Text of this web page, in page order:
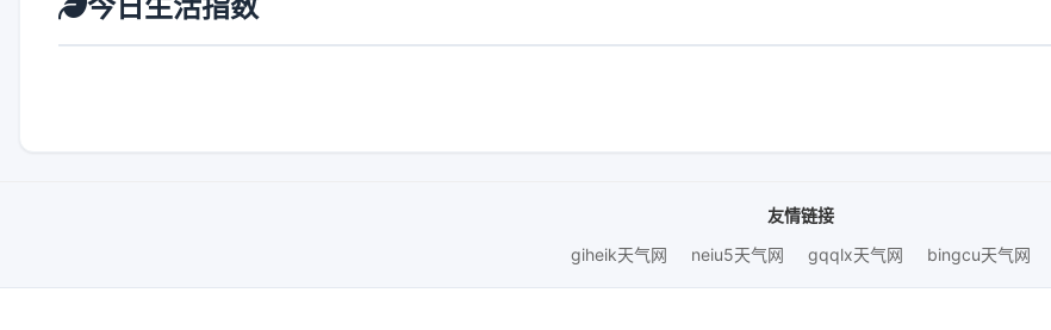
友情链接
giheik天气网
neiu5天气网 gqqlx天气网 bingcu天气网